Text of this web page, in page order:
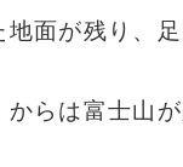
面が残り、
らは富士山が